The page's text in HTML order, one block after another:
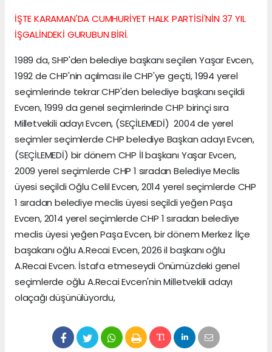
İŞTE KARAMAN'DA CUMHURİYET HALK PARTİSİ'NİN 37 YIL
İŞGALİNDEKİ GURUBUN BİRİ.
1989 da, SHP'den belediye başkanı seçilen Yaşar Evcen,
1992 de CHP'nin açılması ile CHP'ye geçti, 1994 yerel
seçimlerinde tekrar CHP'den belediye başkanı seçildi
Evcen, 1999 da genel seçimlerinde CHP birinçi sıra
Milletvekili adayı Evcen, (SEÇİLEMEDİ) 2004 de yerel
seçimler seçimlerde CHP belediye Başkan adayı Evcen,
(SEÇİLEMEDİ) bir dönem CHP İl başkanı Yaşar Evcen,
2009 yerel seçimlerde CHP 1 sıradan Belediye Meclis
üyesi seçildi Oğlu Celil Evcen, 2014 yerel seçimlerde CHP
1 sıradan belediye meclis üyesi seçildi yeğen Paşa
Evcen, 2014 yerel seçimlerde CHP 1 sıradan belediye
meclis üyesi yeğen Paşa Evcen, bir dönem Merkez İlçe
başakanı oğlu A.Recai Evcen, 2026 il başkanı oğlu
A.Recai Evcen. İstafa etmeseydi Önümüzdeki genel
seçimlerde oğlu A.Recai Evcen'nin Milletvekili adayı
olaçağı düşünülüyordu,